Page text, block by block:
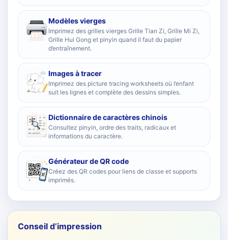
Modèles vierges
Imprimez des grilles vierges Grille Tian Zi, Grille Mi Zi,
Grille Hui Gong et pinyin quand il faut du papier
d’entraînement.
Images à tracer
Imprimez des picture tracing worksheets où l’enfant
suit les lignes et complète des dessins simples.
Dictionnaire de caractères chinois
Consultez pinyin, ordre des traits, radicaux et
informations du caractère.
Générateur de QR code
Créez des QR codes pour liens de classe et supports
imprimés.
Conseil d’impression